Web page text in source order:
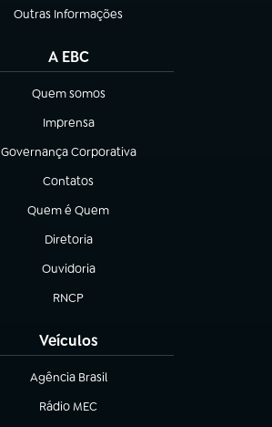
Outras Informações
(abre em nova aba)
A EBC
Quem somos
(abre em nova aba)
Imprensa
(abre em nova aba)
Governança Corporativa
(abre em nova aba)
Contatos
(abre em nova aba)
Quem é Quem
(abre em nova aba)
Diretoria
(abre em nova aba)
Ouvidoria
(abre em nova aba)
RNCP
(abre em nova aba)
Veículos
Agência Brasil
(abre em nova aba)
Rádio MEC
(abre em nova aba)